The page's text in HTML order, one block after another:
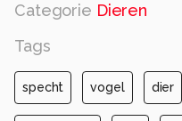
Categorie Dieren
Tags
specht vogel dier